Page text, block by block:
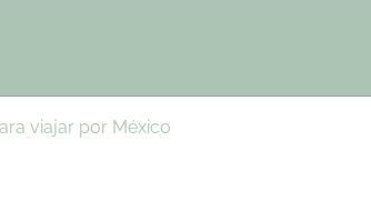
viajar por México